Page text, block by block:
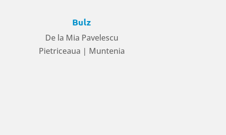
Bulz
De la Mia Pavelescu
Pietriceaua | Muntenia